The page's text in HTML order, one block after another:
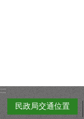
:::
民政局交通位置